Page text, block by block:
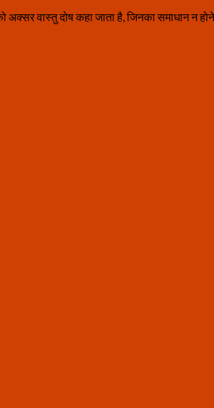
वास्तु दोष कहा जाता है, जिनका समाधान न